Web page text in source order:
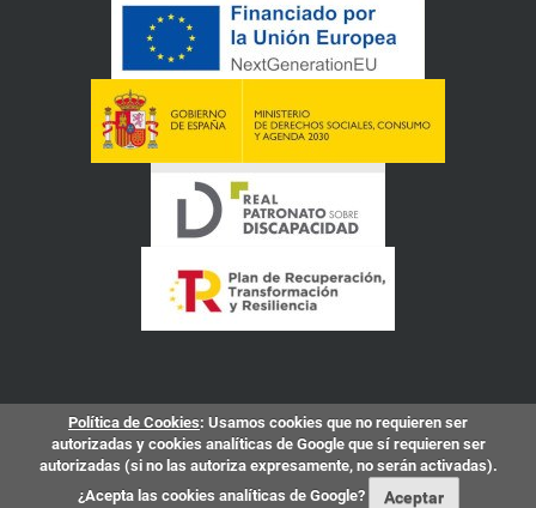
Política de Cookies: Usamos cookies que no requieren ser
autorizadas y cookies analíticas de Google que sí requieren ser
autorizadas (si no las autoriza expresamente, no serán activadas).
¿Acepta las cookies analíticas de Google?
Aceptar